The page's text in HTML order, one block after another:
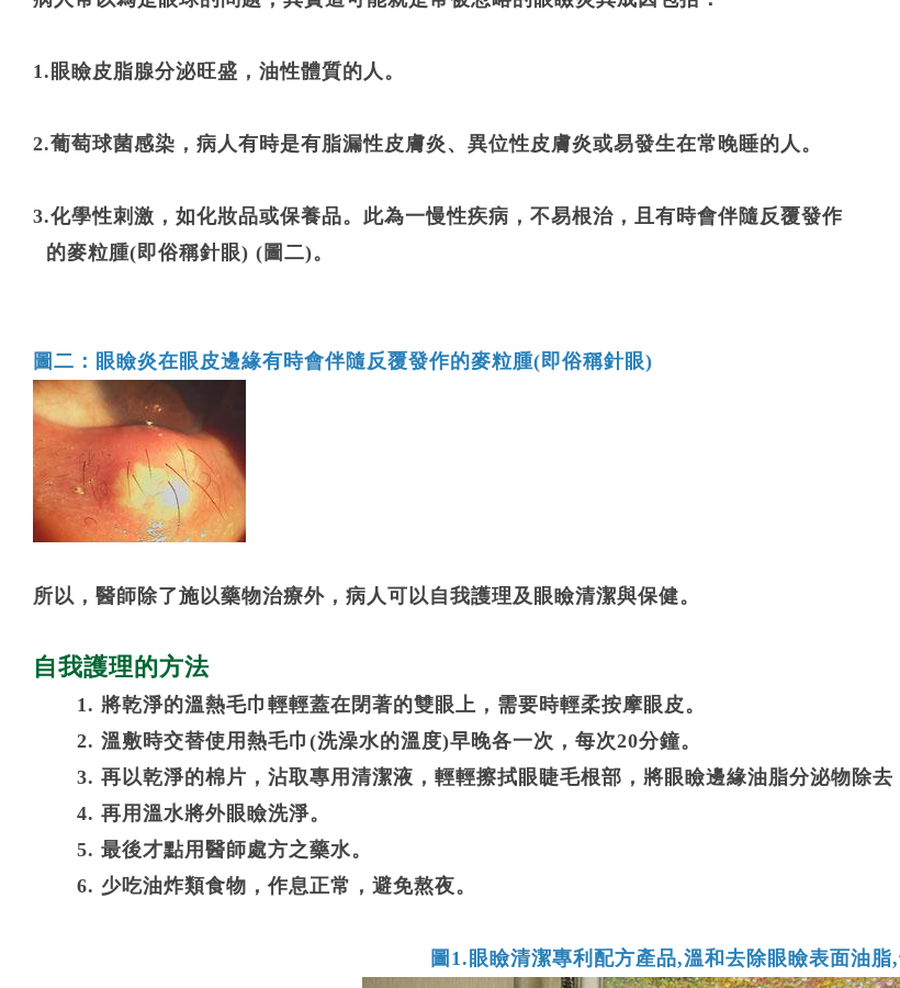
1.眼瞼皮脂腺分泌旺盛，油性體質的人。
2.葡萄球菌感染，病人有時是有脂漏性皮膚炎、異位性皮膚炎或易發生在常晚睡的人。
3.化學性刺激，如化妝品或保養品。此為一慢性疾病，不易根治，且有時會伴隨反覆發作
的麥粒腫(即俗稱針眼) (圖二)。
圖二：眼瞼炎在眼皮邊緣有時會伴隨反覆發作的麥粒腫(即俗稱針眼)
所以，醫師除了施以藥物治療外，病人可以自我護理及眼瞼清潔與保健。
自我護理的方法
1. 將乾淨的溫熱毛巾輕輕蓋在閉著的雙眼上，需要時輕柔按摩眼皮。
2. 溫敷時交替使用熱毛巾(洗澡水的溫度)早晚各一次，每次20分鐘。
3. 再以乾淨的棉片，沾取專用清潔液，輕輕擦拭眼睫毛根部，將眼瞼邊緣油脂分泌物除去
4. 再用溫水將外眼瞼洗淨。
5. 最後才點用醫師處方之藥水。
6. 少吃油炸類食物，作息正常，避免熬夜。
圖1.眼瞼清潔專利配方產品,溫和去除眼瞼表面油脂